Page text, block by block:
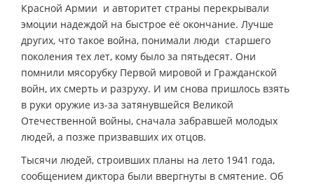
Красной Армии и авторитет страны перекрывали
эмоции надеждой на быстрое её окончание. Лучше
других, что такое война, понимали люди старшего
поколения тех лет, кому было за пятьдесят. Они
помнили мясорубку Первой мировой и Гражданской
войн, их смерть и разруху. И им снова пришлось взять
в руки оружие из-за затянувшейся Великой
Отечественной войны, сначала забравшей молодых
людей, а позже призвавших их отцов.
Тысячи людей, строивших планы на лето 1941 года,
сообщением диктора были ввергнуты в смятение. Об